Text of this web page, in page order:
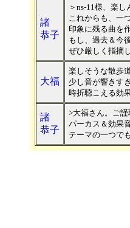
諸
恭子
＞ns-11様、楽
これからも、一
印象に残る曲を
もし、過去＆今
ぜひ厳しく指摘
大福
楽しそうな散歩
少し音が響きす
時折聴こえる効
諸
恭子
>大福さん。ご
パーカス＆効果
テーマの一つで